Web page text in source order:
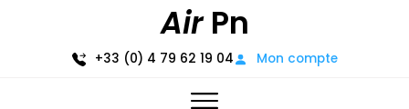
AirPn
+33 (0) 4 79 62 19 04 Mon compte